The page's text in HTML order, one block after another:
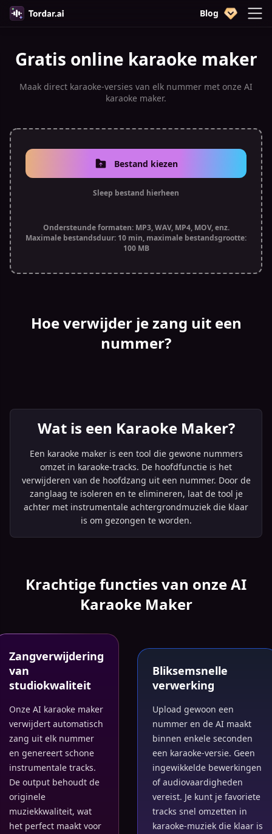
Blog
Gratis online karaoke maker
Maak direct karaoke-versies van elk nummer met onze AI
karaoke maker.
Bestand kiezen
Sleep bestand hierheen
Ondersteunde formaten: MP3, WAV, MP4, MOV, enz.
Maximale bestandsduur: 10 min, maximale bestandsgrootte:
100 MB
Hoe verwijder je zang uit een
nummer?
Wat is een Karaoke Maker?
Een karaoke maker is een tool die gewone nummers
omzet in karaoke-tracks. De hoofdfunctie is het
verwijderen van de hoofdzang uit een nummer. Door de
zanglaag te isoleren en te elimineren, laat de tool je
achter met instrumentale achtergrondmuziek die klaar
is om gezongen te worden.
Krachtige functies van onze AI
Karaoke Maker
Zangverwijdering
van
studiokwaliteit
Onze AI karaoke maker
verwijdert automatisch
zang uit elk nummer
en genereert schone
instrumentale tracks.
De output behoudt de
originele
muziekkwaliteit, wat
het perfect maakt voor
Bliksemsnelle
verwerking
Upload gewoon een
nummer en de AI maakt
binnen enkele seconden
een karaoke-versie. Geen
ingewikkelde bewerkingen
of audiovaardigheden
vereist. Je kunt je favoriete
tracks snel omzetten in
karaoke-muziek die klaar is